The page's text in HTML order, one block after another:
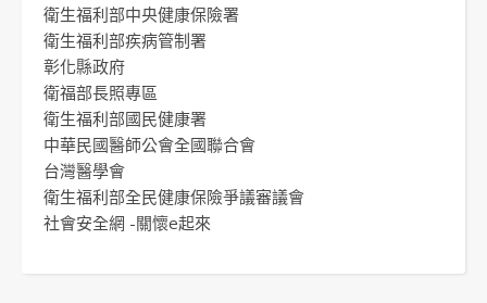
衛生福利部中央健康保險署
衛生福利部疾病管制署
彰化縣政府
衛福部長照專區
衛生福利部國民健康署
中華民國醫師公會全國聯合會
台灣醫學會
衛生福利部全民健康保險爭議審議會
社會安全網 -關懷e起來